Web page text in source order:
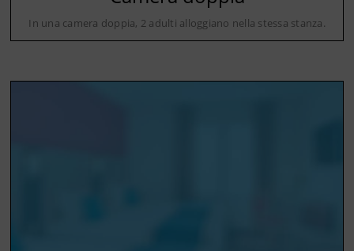
In una camera doppia, 2 adulti alloggiano nella stessa stanza.